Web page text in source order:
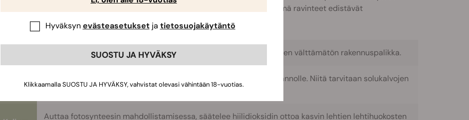
käytettäväksi eri vaiheissa kasvusykliä. Tässä lyhyt yhteenveto siitä, kuinka nämä ravinteet edistävät
kannabiskasvin kasvua:
On yksi lehtivihreän pääosatekijöistä sekä tärkeiden aminohappojen välttämätön rakennuspalikka.
Fosfori
On välttämätön adenosiinitrifosfaatin (ATP:n) ja fosfolipidien tuotannolle. Niitä tarvitaan solukalvojen
rakentamiseen.
Auttaa fotosynteesin mahdollistamisessa, säätelee hiilidioksidin ottoa kasvin lehtien lehtihuokosten
Hyväksynevästeasetuksetja tietosuojakäytäntö
SUOSTU JA HYVÄKSY
Klikkaamalla SUOSTU JA HYVÄKSY, vahvistat olevasi vähintään 18-vuotias.